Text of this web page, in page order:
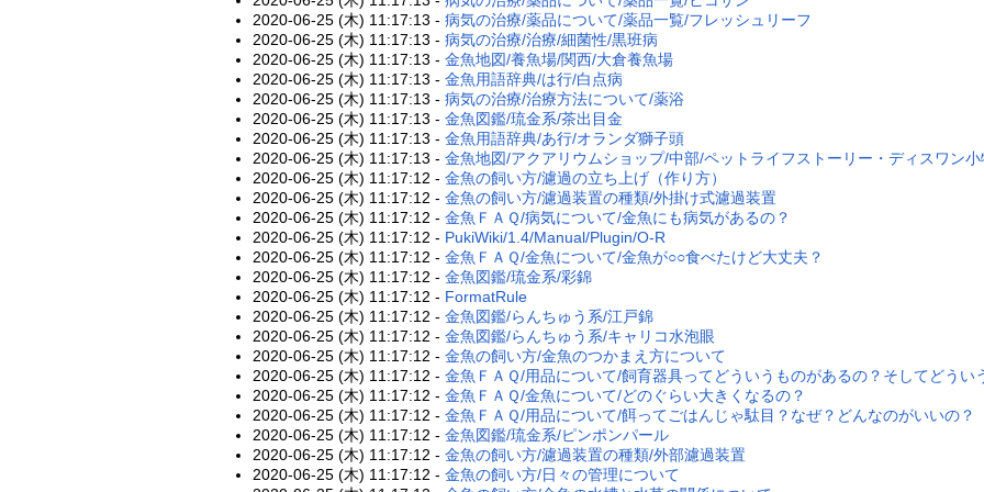
2020-06-25 (木) 11:17:13 - 病気の治療/薬品について/薬品一覧/フレッシュリーフ
2020-06-25 (木) 11:17:13 - 病気の治療/治療/細菌性/黒班病
2020-06-25 (木) 11:17:13 - 金魚地図/養魚場/関西/大倉養魚場
2020-06-25 (木) 11:17:13 - 金魚用語辞典/は行/白点病
2020-06-25 (木) 11:17:13 - 病気の治療/治療方法について/薬浴
2020-06-25 (木) 11:17:13 - 金魚図鑑/琉金系/茶出目金
2020-06-25 (木) 11:17:13 - 金魚用語辞典/あ行/オランダ獅子頭
2020-06-25 (木) 11:17:13 - 金魚地図/アクアリウムショップ/中部/ペットライフストーリー・ディスワン小
2020-06-25 (木) 11:17:12 - 金魚の飼い方/濾過の立ち上げ（作り方）
2020-06-25 (木) 11:17:12 - 金魚の飼い方/濾過装置の種類/外掛け式濾過装置
2020-06-25 (木) 11:17:12 - 金魚ＦＡＱ/病気について/金魚にも病気があるの？
2020-06-25 (木) 11:17:12 - PukiWiki/1.4/Manual/Plugin/O-R
2020-06-25 (木) 11:17:12 - 金魚ＦＡＱ/金魚について/金魚が○○食べたけど大丈夫？
2020-06-25 (木) 11:17:12 - 金魚図鑑/琉金系/彩錦
2020-06-25 (木) 11:17:12 - FormatRule
2020-06-25 (木) 11:17:12 - 金魚図鑑/らんちゅう系/江戸錦
2020-06-25 (木) 11:17:12 - 金魚図鑑/らんちゅう系/キャリコ水泡眼
2020-06-25 (木) 11:17:12 - 金魚の飼い方/金魚のつかまえ方について
2020-06-25 (木) 11:17:12 - 金魚ＦＡＱ/用品について/飼育器具ってどういうものがあるの？そしてどうい
2020-06-25 (木) 11:17:12 - 金魚ＦＡＱ/金魚について/どのぐらい大きくなるの？
2020-06-25 (木) 11:17:12 - 金魚ＦＡＱ/用品について/餌ってごはんじゃ駄目？なぜ？どんなのがいいの？
2020-06-25 (木) 11:17:12 - 金魚図鑑/琉金系/ピンポンパール
2020-06-25 (木) 11:17:12 - 金魚の飼い方/濾過装置の種類/外部濾過装置
2020-06-25 (木) 11:17:12 - 金魚の飼い方/日々の管理について